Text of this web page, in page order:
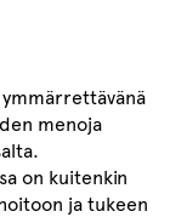
menoja
on kuitenkin
ja tukeen